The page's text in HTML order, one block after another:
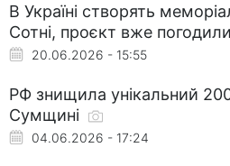
В Україні створять
Сотні, проєкт вже погодили
20.06.2026 - 15:55
РФ знищила унікальний
Сумщині
04.06.2026 - 17:24